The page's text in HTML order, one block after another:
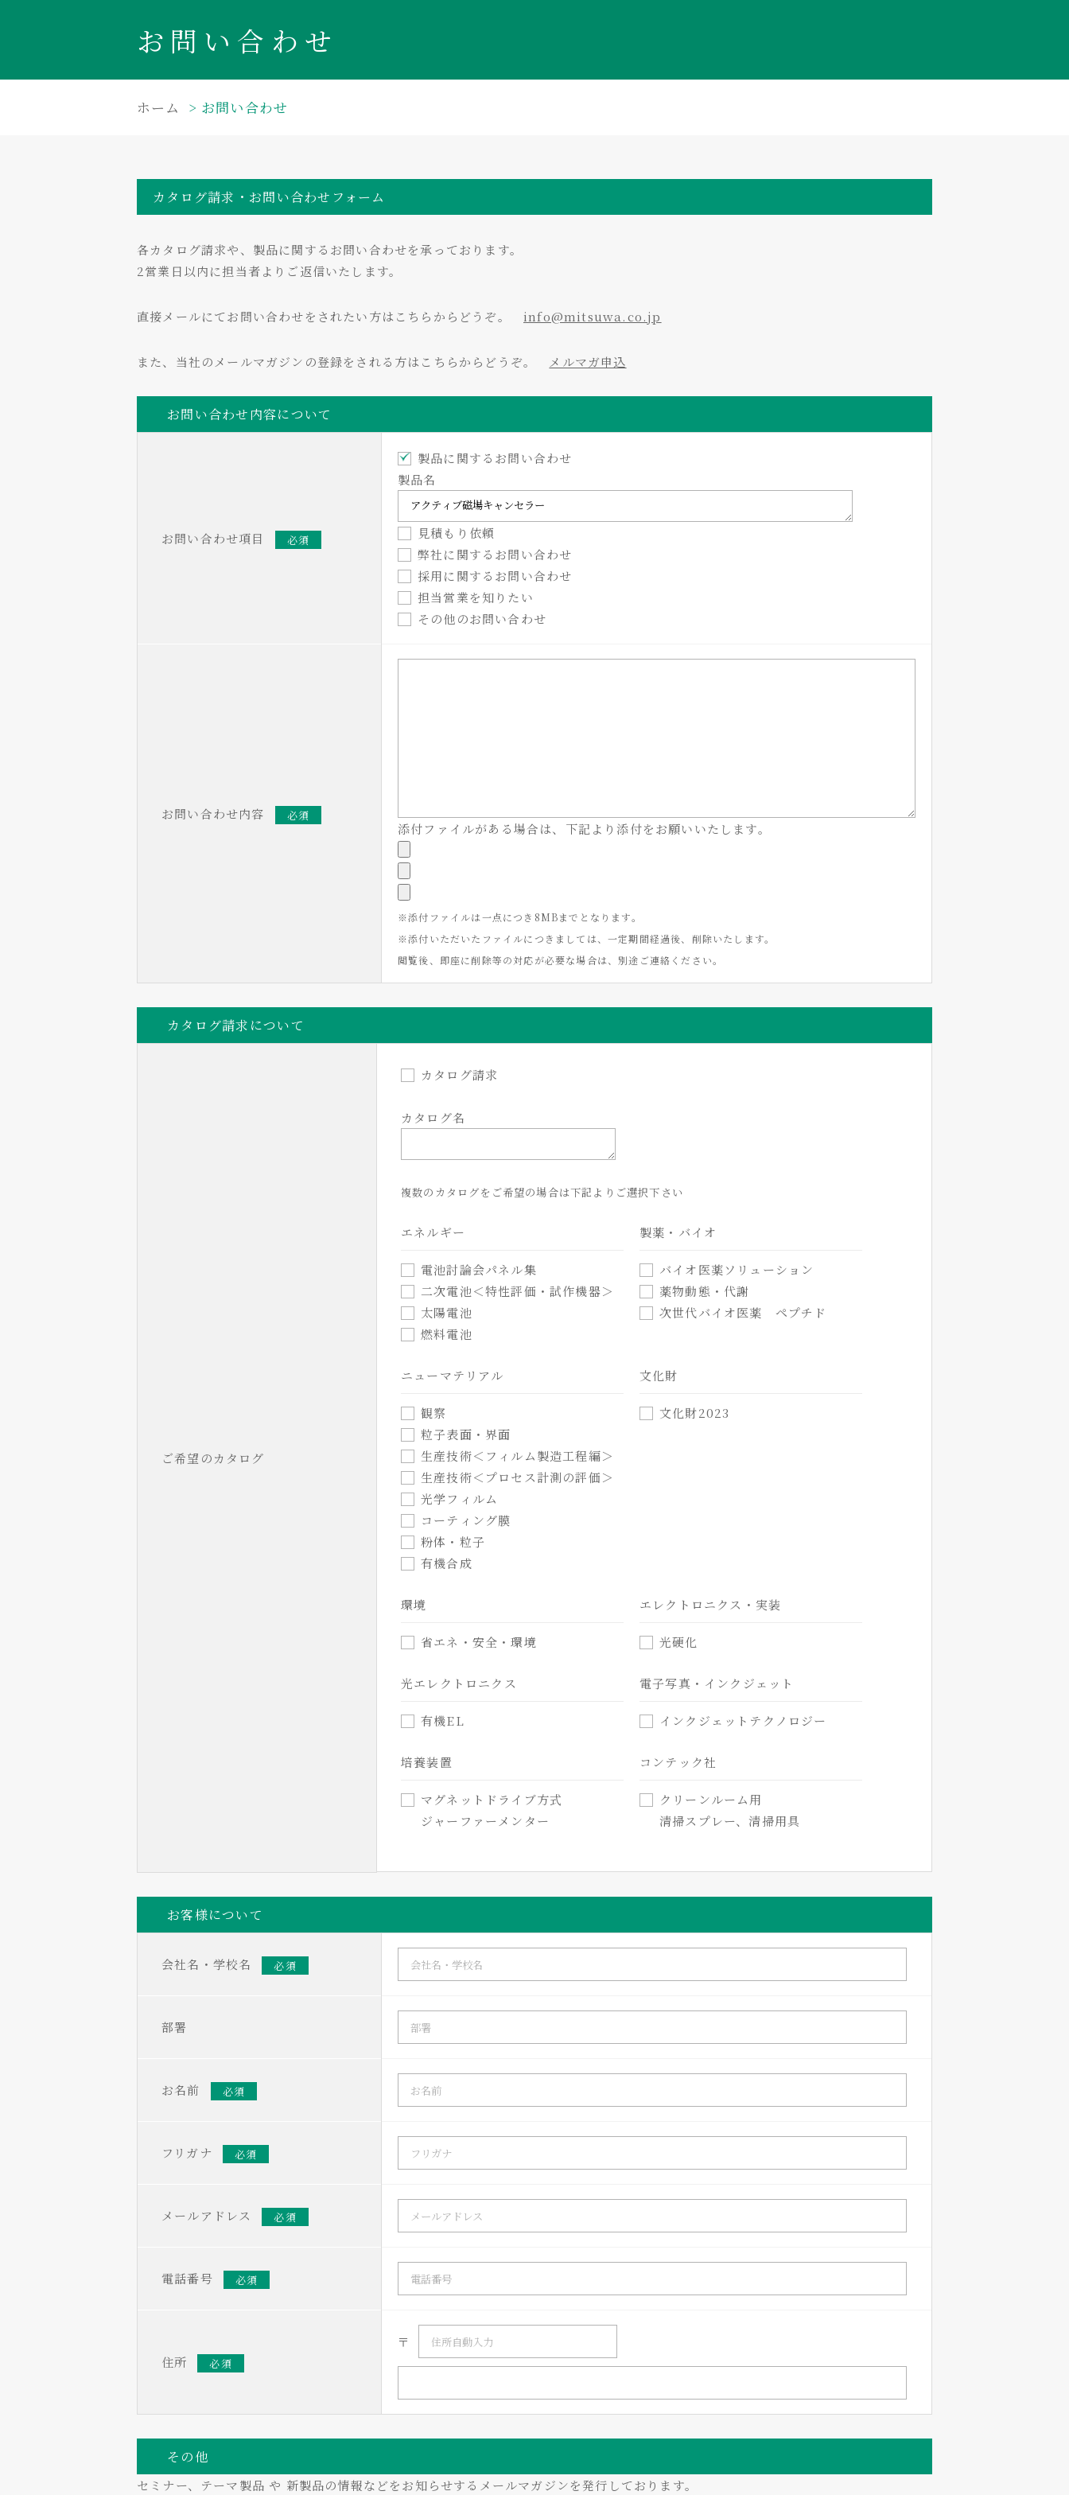
お問い合わせ
ホーム お問い合わせ
カタログ請求・お問い合わせフォーム
各カタログ請求や、製品に関するお問い合わせを承っております。
2営業日以内に担当者よりご返信いたします。
直接メールにてお問い合わせをされたい方はこちらからどうぞ。 info@mitsuwa.co.jp
また、当社のメールマガジンの登録をされる方はこちらからどうぞ。 メルマガ申込
お問い合わせ内容について
お問い合わせ項目 必須
製品に関するお問い合わせ
製品名
見積もり依頼
弊社に関するお問い合わせ
採用に関するお問い合わせ
担当営業を知りたい
その他のお問い合わせ
お問い合わせ内容 必須
添付ファイルがある場合は、下記より添付をお願いいたします。
※添付ファイルは一点につき8MBまでとなります。
※添付いただいたファイルにつきましては、一定期間経過後、削除いたします。
閲覧後、即座に削除等の対応が必要な場合は、別途ご連絡ください。
カタログ請求について
ご希望のカタログ
カタログ請求
カタログ名
複数のカタログをご希望の場合は下記よりご選択下さい
エネルギー
電池討論会パネル集
二次電池＜特性評価・試作機器＞
太陽電池
燃料電池
製薬・バイオ
バイオ医薬ソリューション
薬物動態・代謝
次世代バイオ医薬 ペプチド
ニューマテリアル
観察
粒子表面・界面
生産技術＜フィルム製造工程編＞
生産技術＜プロセス計測の評価＞
光学フィルム
コーティング膜
粉体・粒子
有機合成
文化財
文化財2023
環境
省エネ・安全・環境
エレクトロニクス・実装
光硬化
光エレクトロニクス
有機EL
電子写真・インクジェット
インクジェットテクノロジー
培養装置
マグネットドライブ方式
ジャーファーメンター
コンテック社
クリーンルーム用
清掃スプレー、清掃用具
お客様について
会社名・学校名 必須
部署
お名前 必須
フリガナ 必須
メールアドレス 必須
電話番号 必須
住所 必須
〒
その他
セミナー、テーマ製品 や 新製品の情報などをお知らせするメールマガジンを発行しております。